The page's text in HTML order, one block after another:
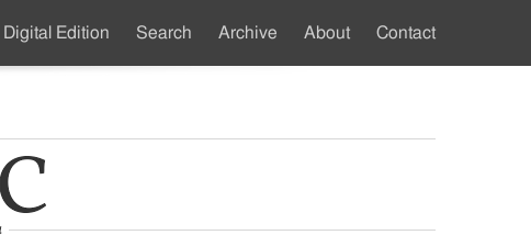
Digital Edition Search Archive About Contact